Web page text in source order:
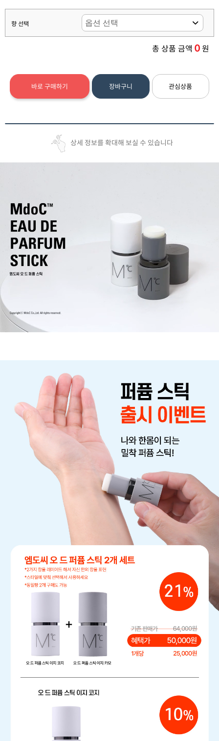
향 선택
총 상품 금액 0원
바로 구매하기 장바구니 관심상품
상세 정보를 확대해 보실 수 있습니다